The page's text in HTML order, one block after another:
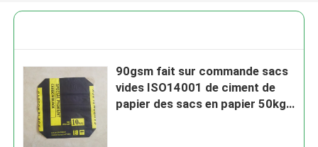
90gsm fait sur commande sacs
vides ISO14001 de ciment de
papier des sacs en papier 50kg